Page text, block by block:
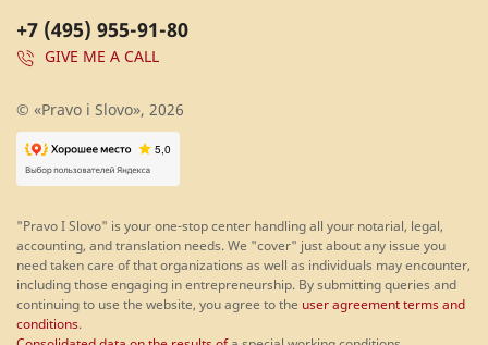
+7 (495) 955-91-80
GIVE ME A CALL
© «Pravo i Slovo», 2026
"Pravo I Slovo" is your one-stop center handling all your notarial, legal,
accounting, and translation needs. We "cover" just about any issue you
need taken care of that organizations as well as individuals may encounter,
including those engaging in entrepreneurship. By submitting queries and
continuing to use the website, you agree to the user agreement terms and
conditions.